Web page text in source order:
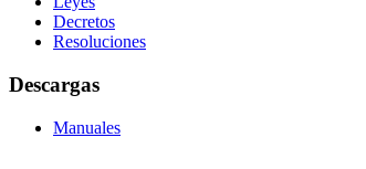
Decretos
Resoluciones
Descargas
Manuales